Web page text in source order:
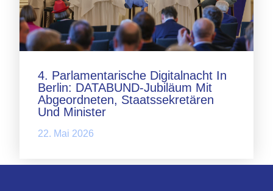
4. Parlamentarische Digitalnacht In
Berlin: DATABUND-Jubiläum Mit
Abgeordneten, Staatssekretären
Und Minister
22. Mai 2026